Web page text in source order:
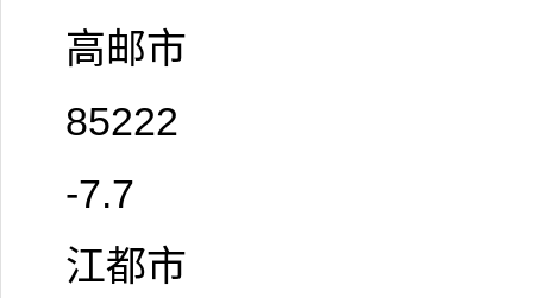
高邮市
85222
-7.7
江都市